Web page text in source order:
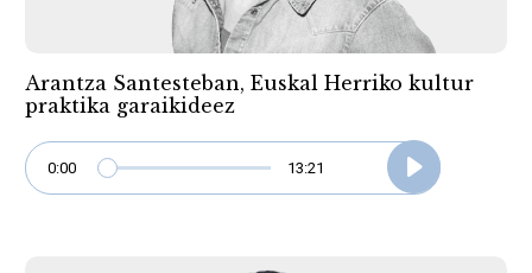
Arantza Santesteban, Euskal Herriko kultur
praktika garaikideez
0:00 13:21